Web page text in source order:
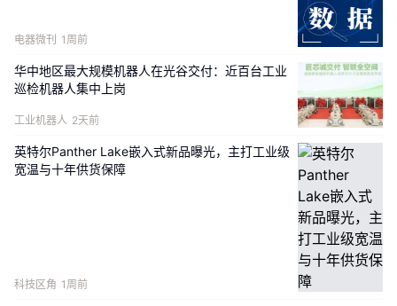
零重力飞机工业作为国内领先的新能源航空器研制企
）、电动垂直起
降飞行器（eVTOL
）等多元化型号产品，推动绿色航空
产业发展。本次签约的锐翔RX1E-A机型，是中国唯一
已取证可开展商业化运营的电动轻型运动类飞机，由飞
机总体设计专家杨凤田院士领衔研发，核心零部件实现
280km、巡航速度
分钟快速换电，可满
足初级飞行员培训、体验带飞等需求，为低空经济应用
提供了可靠的产品支撑。
电器微刊 1周前
华中地区最大规模机器人在光谷交付：近百台工业
巡检机器人集中上岗
工业机器人 2天前
英特尔Panther Lake嵌入式新品曝光，主打工业级
宽温与十年供货保障
科技区角 1周前